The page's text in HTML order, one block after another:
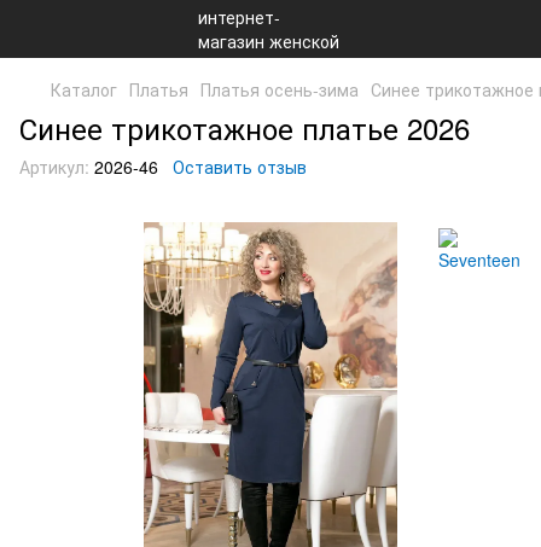
Каталог Платья Платья осень-зима Синее трикотажное
Синее трикотажное платье 2026
Артикул: 2026-46 Оставить отзыв